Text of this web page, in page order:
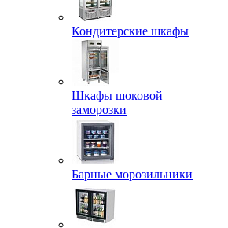
Кондитерские шкафы
Шкафы шоковой
заморозки
Барные морозильники